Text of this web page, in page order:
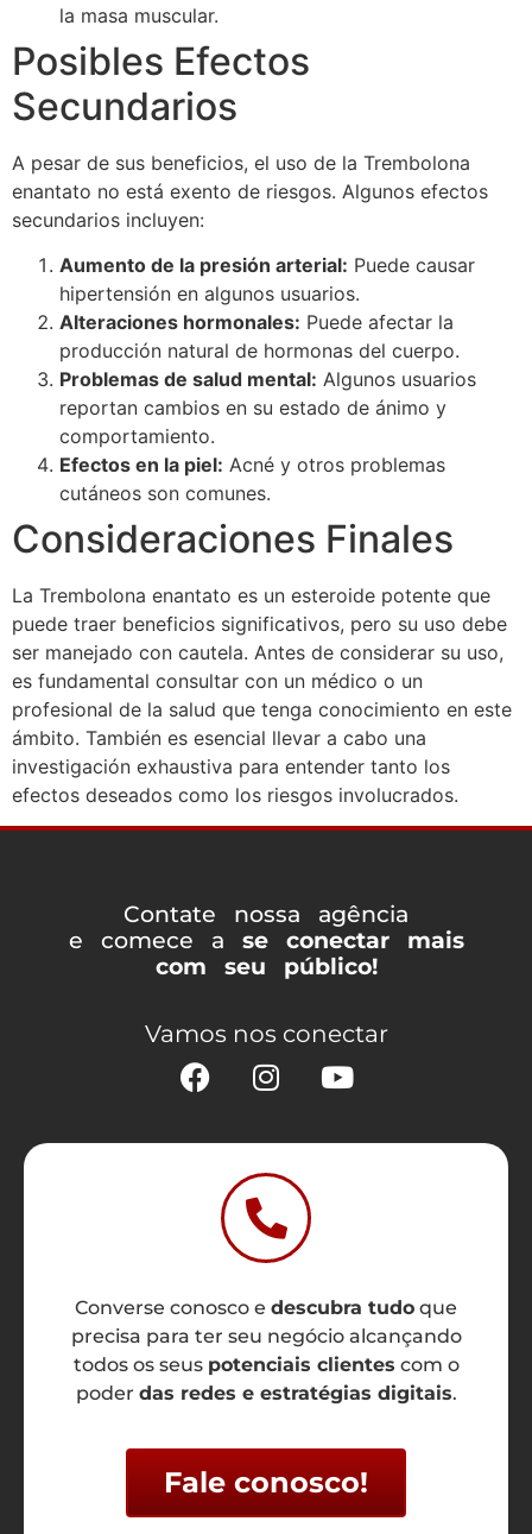
la masa muscular.
Posibles Efectos
Secundarios
A pesar de sus beneficios, el uso de la Trembolona
enantato no está exento de riesgos. Algunos efectos
secundarios incluyen:
Aumento de la presión arterial: Puede causar
hipertensión en algunos usuarios.
Alteraciones hormonales: Puede afectar la
producción natural de hormonas del cuerpo.
Problemas de salud mental: Algunos usuarios
reportan cambios en su estado de ánimo y
comportamiento.
Efectos en la piel: Acné y otros problemas
cutáneos son comunes.
Consideraciones Finales
La Trembolona enantato es un esteroide potente que
puede traer beneficios significativos, pero su uso debe
ser manejado con cautela. Antes de considerar su uso,
es fundamental consultar con un médico o un
profesional de la salud que tenga conocimiento en este
ámbito. También es esencial llevar a cabo una
investigación exhaustiva para entender tanto los
efectos deseados como los riesgos involucrados.
Contate nossa agência
e comece a se conectar mais
com seu público!
Vamos nos conectar
Converse conosco e descubra tudo que
precisa para ter seu negócio alcançando
todos os seus potenciais clientes com o
poder das redes e estratégias digitais.
Fale conosco!